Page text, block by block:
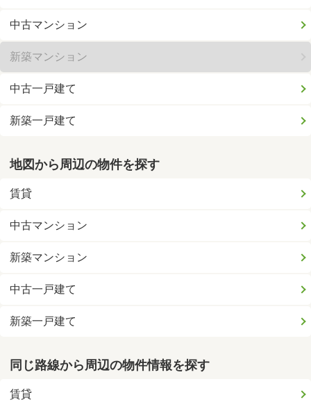
中古マンション
新築マンション
中古一戸建て
新築一戸建て
地図から周辺の物件を探す
賃貸
中古マンション
新築マンション
中古一戸建て
新築一戸建て
同じ路線から周辺の物件情報を探す
賃貸